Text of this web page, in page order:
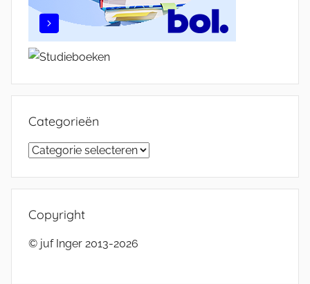
Categorieën
Categorieën
Copyright
© juf Inger 2013-2026